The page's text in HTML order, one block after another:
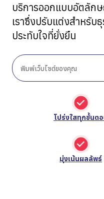
บริการออกแบบอัตลัก
เราซึ่งปรับแต่งสำหรับ
ประทับใจที่ยั่งยืน
โปร่งใสทุกขั้นต
มุ่งเน้นผลลัพธ์